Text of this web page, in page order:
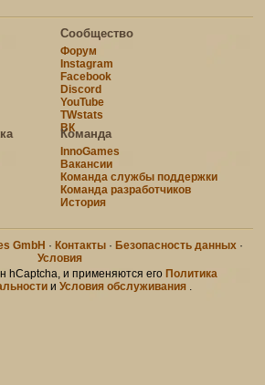
Сообщество
Форум
Instagram
Facebook
Discord
YouTube
TWstats
ВК
Команда
InnoGames
Вакансии
Команда службы поддержки
Команда разработчиков
История
GmbH · Контакты · Безопасность данных ·
Условия
hCaptcha, и применяются его Политика
и Условия обслуживания.